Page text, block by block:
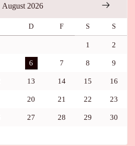
August 2026
D F S S
1 2
6 7 8 9
13 14 15 16
20 21 22 23
27 28 29 30